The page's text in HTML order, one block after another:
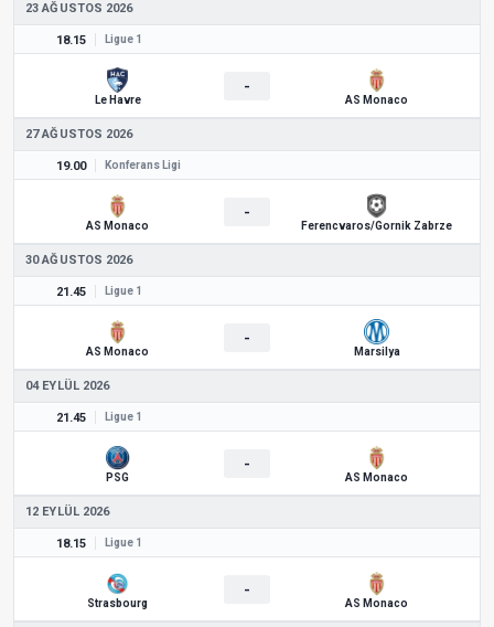
23 AĞUSTOS 2026
18.15 Ligue 1
Le Havre
-
AS Monaco
27 AĞUSTOS 2026
19.00 Konferans Ligi
AS Monaco
-
Ferencvaros/Gornik Zabrze
30 AĞUSTOS 2026
21.45 Ligue 1
AS Monaco
-
Marsilya
04 EYLÜL 2026
21.45 Ligue 1
PSG
-
AS Monaco
12 EYLÜL 2026
18.15 Ligue 1
Strasbourg
-
AS Monaco